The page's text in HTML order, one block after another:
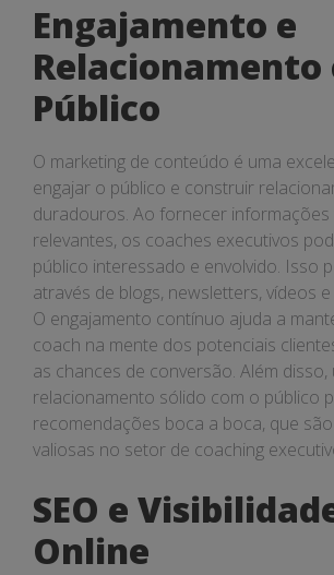
Engajamento e
Relacionamento
Público
O marketing de conteúdo é uma
engajar o público e construir
duradouros. Ao fornecer informações
relevantes, os coaches executivos
público interessado e envolvido. Isso
através de blogs, newsletters, vídeos
O engajamento contínuo ajuda a
coach na mente dos potenciais
as chances de conversão. Além disso,
relacionamento sólido com o público
recomendações boca a boca, que
valiosas no setor de coaching
SEO e
Online